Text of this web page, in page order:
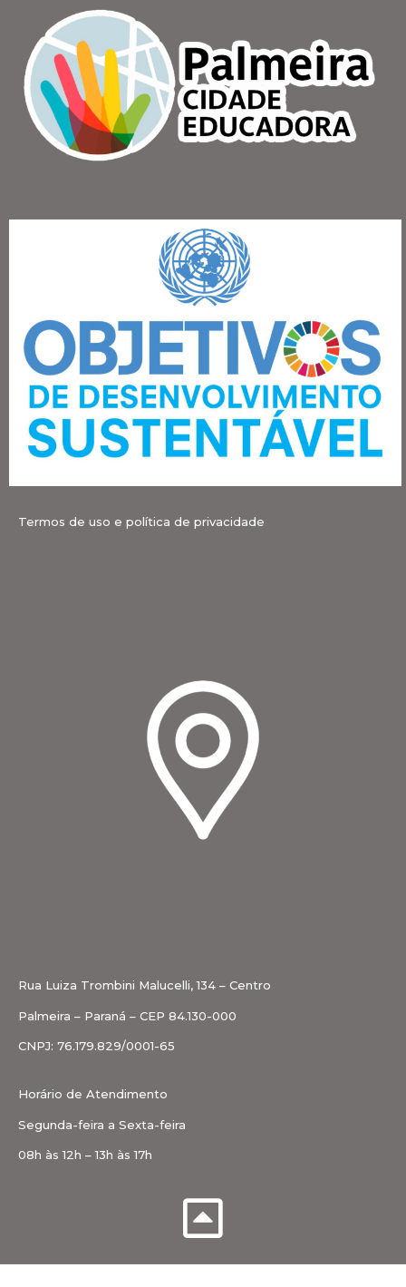
Termos de uso e política de privacidade
Rua Luiza Trombini Malucelli, 134 – Centro
Palmeira – Paraná – CEP 84.130-000
CNPJ: 76.179.829/0001-65
Horário de Atendimento
Segunda-feira a Sexta-feira
08h às 12h – 13h às 17h